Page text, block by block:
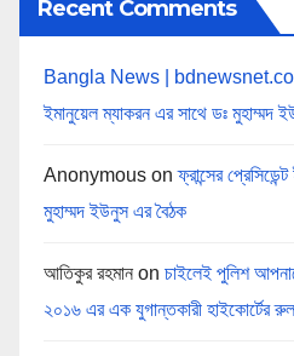
Recent Comments
Bangla News |
ইমানুয়েল ম্যাকরন এর সাথে ডঃ মুহাম্মদ
Anonymous onফ্রান্সের
মুহাম্মদ ইউনুস এর বৈঠক
আতিকুর রহমান on চাইলেই পুলিশ
২০১৬ এর এক যুগান্তকারী হাইকোর্টের রুল